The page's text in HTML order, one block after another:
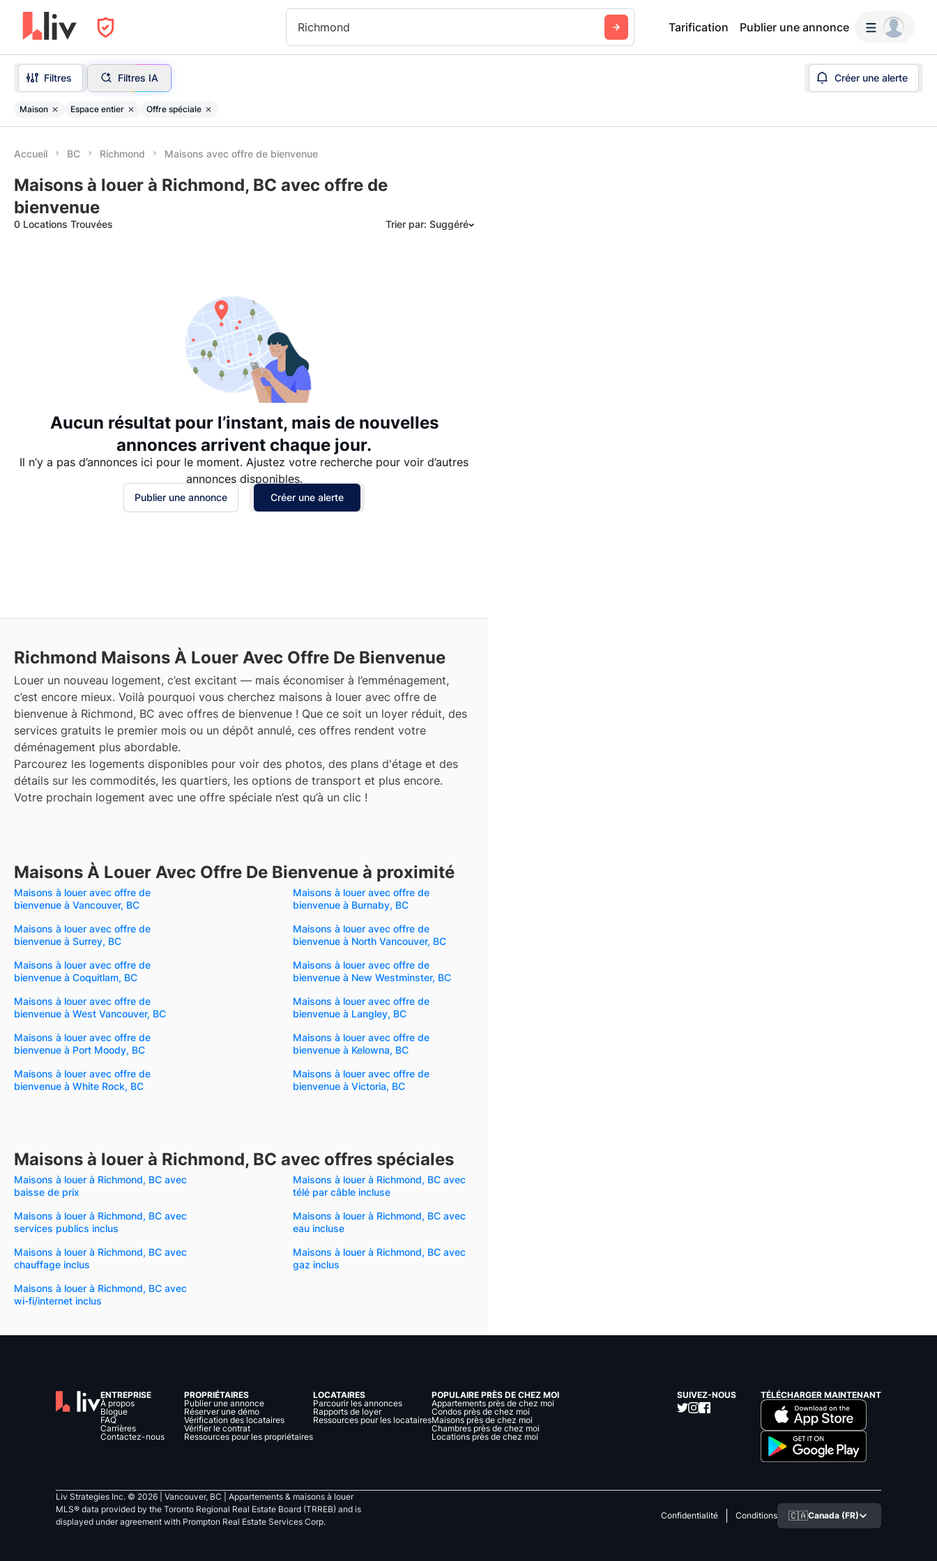
Richmond Tarification Publier une annonce
Filtres Filtres IA Créer une alerte
Maison Espace entier Offre spéciale
Accueil BC Richmond Maisons avec offre de bienvenue
Maisons à louer à Richmond, BC avec offre de
bienvenue
0 Locations Trouvées Trier par: Suggéré
Aucun résultat pour l’instant, mais de nouvelles
annonces arrivent chaque jour.
Il n’y a pas d’annonces ici pour le moment. Ajustez votre recherche pour voir d’autres
annonces disponibles.
Publier une annonce Créer une alerte
Richmond Maisons À Louer Avec Offre De Bienvenue
Louer un nouveau logement, c’est excitant — mais économiser à l’emménagement,
c’est encore mieux. Voilà pourquoi vous cherchez maisons à louer avec offre de
bienvenue à Richmond, BC avec offres de bienvenue ! Que ce soit un loyer réduit, des
services gratuits le premier mois ou un dépôt annulé, ces offres rendent votre
déménagement plus abordable.
Parcourez les logements disponibles pour voir des photos, des plans d'étage et des
détails sur les commodités, les quartiers, les options de transport et plus encore.
Votre prochain logement avec une offre spéciale n’est qu’à un clic !
Maisons À Louer Avec Offre De Bienvenue à proximité
Maisons à louer avec offre de
bienvenue à Vancouver, BC
Maisons à louer avec offre de
bienvenue à Burnaby, BC
Maisons à louer avec offre de
bienvenue à Surrey, BC
Maisons à louer avec offre de
bienvenue à North Vancouver, BC
Maisons à louer avec offre de
bienvenue à Coquitlam, BC
Maisons à louer avec offre de
bienvenue à New Westminster, BC
Maisons à louer avec offre de
bienvenue à West Vancouver, BC
Maisons à louer avec offre de
bienvenue à Langley, BC
Maisons à louer avec offre de
bienvenue à Port Moody, BC
Maisons à louer avec offre de
bienvenue à Kelowna, BC
Maisons à louer avec offre de
bienvenue à White Rock, BC
Maisons à louer avec offre de
bienvenue à Victoria, BC
Maisons à louer à Richmond, BC avec offres spéciales
Maisons à louer à Richmond, BC avec
baisse de prix
Maisons à louer à Richmond, BC avec
télé par câble incluse
Maisons à louer à Richmond, BC avec
services publics inclus
Maisons à louer à Richmond, BC avec
eau incluse
Maisons à louer à Richmond, BC avec
chauffage inclus
Maisons à louer à Richmond, BC avec
gaz inclus
Maisons à louer à Richmond, BC avec
wi-fi/internet inclus
ENTREPRISE
À propos
Blogue
FAQ
Carrières
Contactez-nous
PROPRIÉTAIRES
Publier une annonce
Réserver une démo
Vérification des locataires
Vérifier le contrat
Ressources pour les propriétaires
LOCATAIRES
Parcourir les annonces
Rapports de loyer
Ressources pour les locataires
POPULAIRE PRÈS DE CHEZ MOI
Appartements près de chez moi
Condos près de chez moi
Maisons près de chez moi
Chambres près de chez moi
Locations près de chez moi
SUIVEZ-NOUS TÉLÉCHARGER MAINTENANT
Liv Strategies Inc. © 2026 | Vancouver, BC |
Appartements & maisons à louer
MLS® data provided by the Toronto Regional Real Estate Board (TRREB) and is
displayed under agreement with Prompton Real Estate Services Corp.
Confidentialité Conditions 🇨🇦Canada (FR)